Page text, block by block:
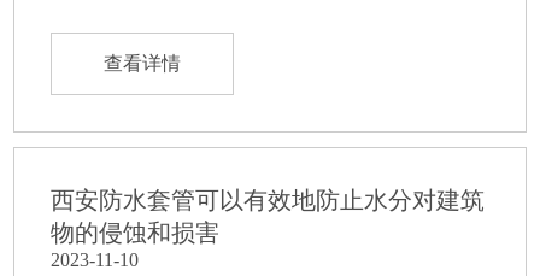
查看详情
西安防水套管可以有效地防止水分对建筑
物的侵蚀和损害
2023-11-10